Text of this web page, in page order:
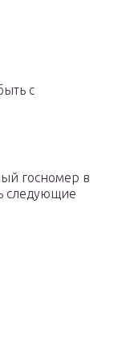
с
госномер в
следующие